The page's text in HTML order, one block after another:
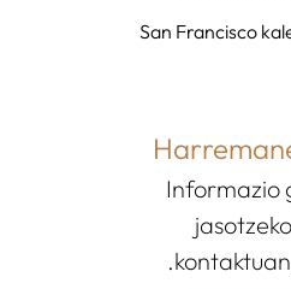
San Francisco
Informazio